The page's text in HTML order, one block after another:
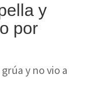
y
por
y no vio a